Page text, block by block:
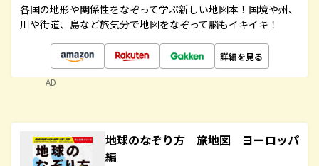
各国の地形や関係性をなぞって学ぶ新しい地図本！国境や州、
川や街道、島など旅気分で地図をなぞって脳もイキイキ！
詳細を見る
AD
地球のなぞり方 旅地図 ヨーロッパ
編